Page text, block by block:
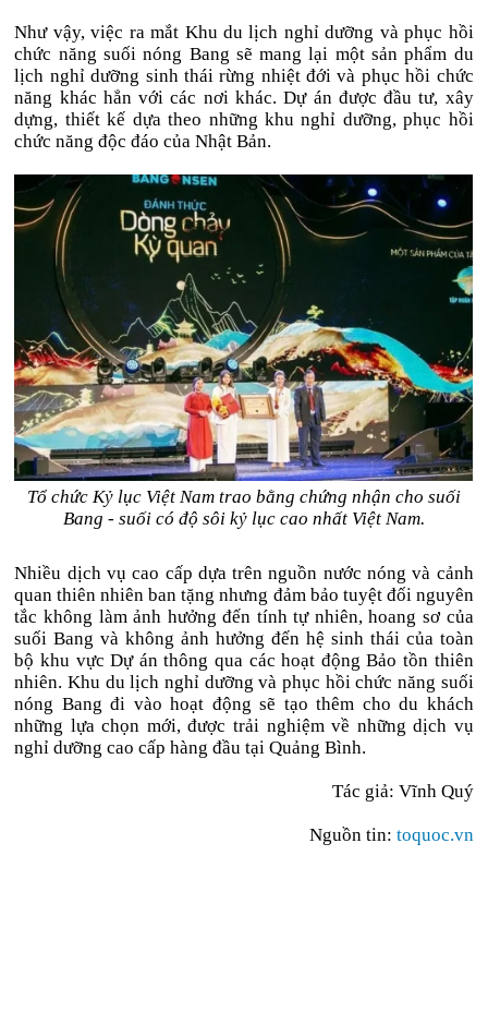
Như vậy, việc ra mắt Khu du lịch nghỉ dưỡng và phục hồi
chức năng suối nóng Bang sẽ mang lại một sản phẩm du
lịch nghỉ dưỡng sinh thái rừng nhiệt đới và phục hồi chức
năng khác hẳn với các nơi khác. Dự án được đầu tư, xây
dựng, thiết kế dựa theo những khu nghỉ dưỡng, phục hồi
chức năng độc đáo của Nhật Bản.
Tổ chức Kỷ lục Việt Nam trao bằng chứng nhận cho suối
Bang - suối có độ sôi kỷ lục cao nhất Việt Nam.
Nhiều dịch vụ cao cấp dựa trên nguồn nước nóng và cảnh
quan thiên nhiên ban tặng nhưng đảm bảo tuyệt đối nguyên
tắc không làm ảnh hưởng đến tính tự nhiên, hoang sơ của
suối Bang và không ảnh hưởng đến hệ sinh thái của toàn
bộ khu vực Dự án thông qua các hoạt động Bảo tồn thiên
nhiên. Khu du lịch nghỉ dưỡng và phục hồi chức năng suối
nóng Bang đi vào hoạt động sẽ tạo thêm cho du khách
những lựa chọn mới, được trải nghiệm về những dịch vụ
nghỉ dưỡng cao cấp hàng đầu tại Quảng Bình.
Tác giả: Vĩnh Quý
Nguồn tin: toquoc.vn